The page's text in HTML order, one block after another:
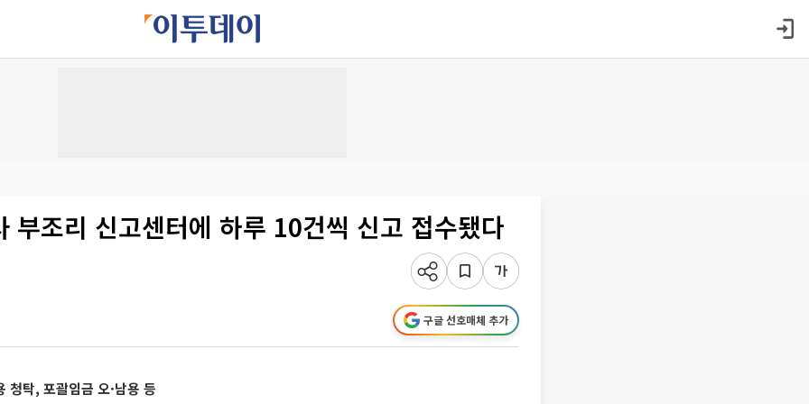
부조리 신고센터에 하루 10건씩 신고 접수됐다
구글 선호매체 추가
청탁, 포괄임금 오·남용 등